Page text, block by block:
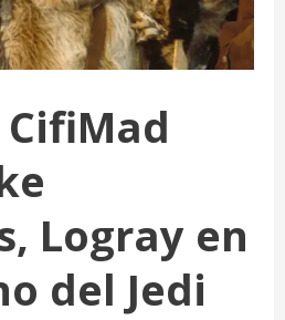
Logray en
del Jedi